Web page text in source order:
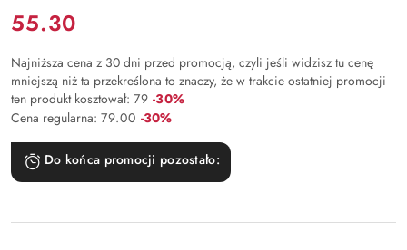
Cena:
55.30
Najniższa cena z 30 dni przed promocją, czyli jeśli widzisz tu cenę
mniejszą niż ta przekreślona to znaczy, że w trakcie ostatniej promocji
ten produkt kosztował: 79 Rabat:
-30%
Cena regularna: 79.00 Rabat:
-30%
Do końca promocji pozostało: